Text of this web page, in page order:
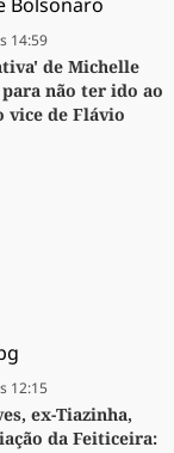
14:59
de Michelle
não ter ido ao
vice de Flávio
12:15
ex-Tiazinha,
da Feiticeira: